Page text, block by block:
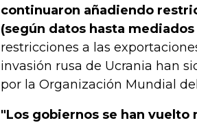
continuaron añadiendo
(según datos hasta
restricciones a las
invasión rusa de Ucrania han
por la Organización Mundial
"Los gobiernos se han